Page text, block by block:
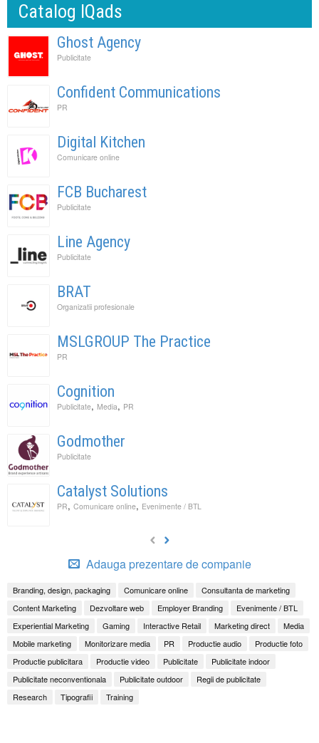
Catalog IQads
Ghost Agency
Publicitate
Confident Communications
PR
Digital Kitchen
Comunicare online
FCB Bucharest
Publicitate
Line Agency
Publicitate
BRAT
Organizatii profesionale
MSLGROUP The Practice
PR
Cognition
Publicitate, Media, PR
Godmother
Publicitate
Catalyst Solutions
PR, Comunicare online, Evenimente / BTL
Adauga prezentare de companie
Branding, design, packaging Comunicare online
Consultanta de marketing
Content Marketing
Dezvoltare web Employer Branding
Evenimente / BTL
Experiential Marketing
Gaming Interactive Retail Marketing direct
Media
Mobile marketing
Monitorizare media PR Productie audio
Productie foto
Productie publicitara
Productie video Publicitate
Publicitate indoor
Publicitate neconventionala
Publicitate outdoor
Regii de publicitate
Research
Tipografii Training